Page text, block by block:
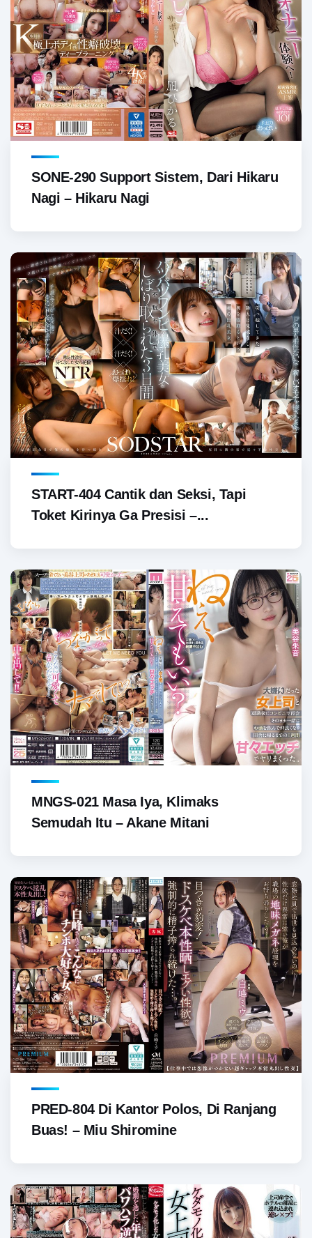
SONE-290 Support Sistem, Dari Hikaru
Nagi – Hikaru Nagi
START-404 Cantik dan Seksi, Tapi
Toket Kirinya Ga Presisi –...
MNGS-021 Masa Iya, Klimaks
Semudah Itu – Akane Mitani
PRED-804 Di Kantor Polos, Di Ranjang
Buas! – Miu Shiromine